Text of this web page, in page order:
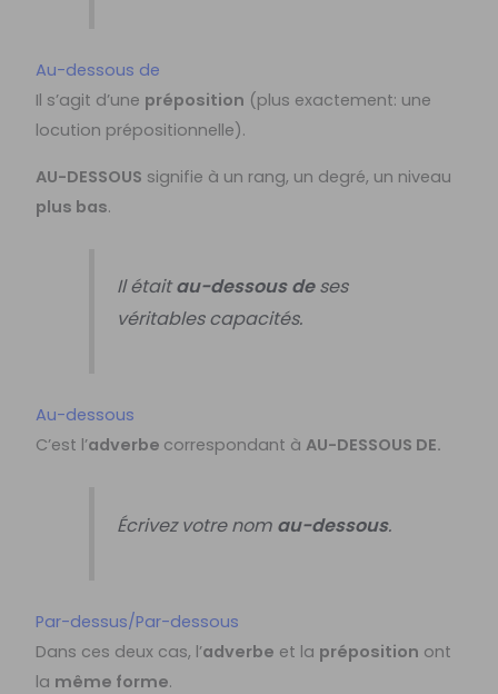
Au-dessous de
Il s’agit d’une préposition (plus exactement: une
locution prépositionnelle).
AU-DESSOUS signifie à un rang, un degré, un niveau
plus bas.
Il étaitau-dessous deses
véritables capacités.
Au-dessous
C’est l’adverbe correspondant àAU-DESSOUS DE.
Écrivez votre nom au-dessous.
Par-dessus/Par-dessous
Dans ces deux cas, l’adverbe et la préposition ont
la même forme.